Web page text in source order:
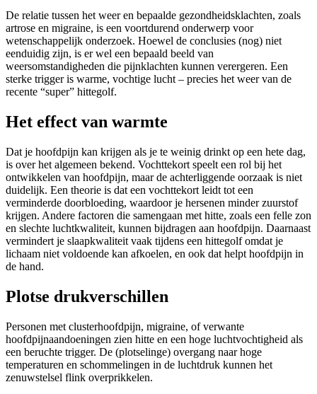
De relatie tussen het weer en bepaalde gezondheidsklachten, zoals
artrose en migraine, is een voortdurend onderwerp voor
wetenschappelijk onderzoek. Hoewel de conclusies (nog) niet
eenduidig zijn, is er wel een bepaald beeld van
weersomstandigheden die pijnklachten kunnen verergeren. Een
sterke trigger is warme, vochtige lucht – precies het weer van de
recente “super” hittegolf.
Het effect van warmte
Dat je hoofdpijn kan krijgen als je te weinig drinkt op een hete dag,
is over het algemeen bekend. Vochttekort speelt een rol bij het
ontwikkelen van hoofdpijn, maar de achterliggende oorzaak is niet
duidelijk. Een theorie is dat een vochttekort leidt tot een
verminderde doorbloeding, waardoor je hersenen minder zuurstof
krijgen. Andere factoren die samengaan met hitte, zoals een felle zon
en slechte luchtkwaliteit, kunnen bijdragen aan hoofdpijn. Daarnaast
vermindert je slaapkwaliteit vaak tijdens een hittegolf omdat je
lichaam niet voldoende kan afkoelen, en ook dat helpt hoofdpijn in
de hand.
Plotse drukverschillen
Personen met clusterhoofdpijn, migraine, of verwante
hoofdpijnaandoeningen zien hitte en een hoge luchtvochtigheid als
een beruchte trigger. De (plotselinge) overgang naar hoge
temperaturen en schommelingen in de luchtdruk kunnen het
zenuwstelsel flink overprikkelen.